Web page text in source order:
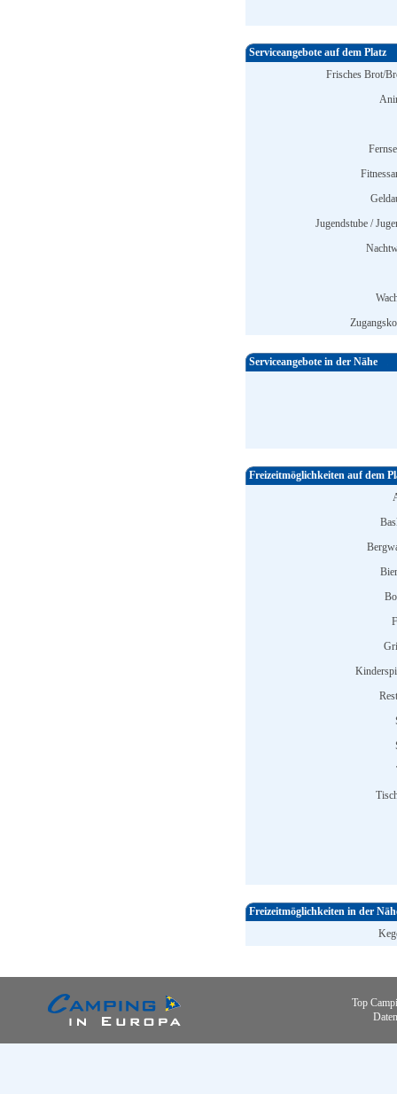
Serviceangebote auf dem Platz
Frisches Brot/
Jugendstube /
Serviceangebote in der Nähe
Freizeitmöglichkeiten auf dem
Freizeitmöglichkeiten in der
Top